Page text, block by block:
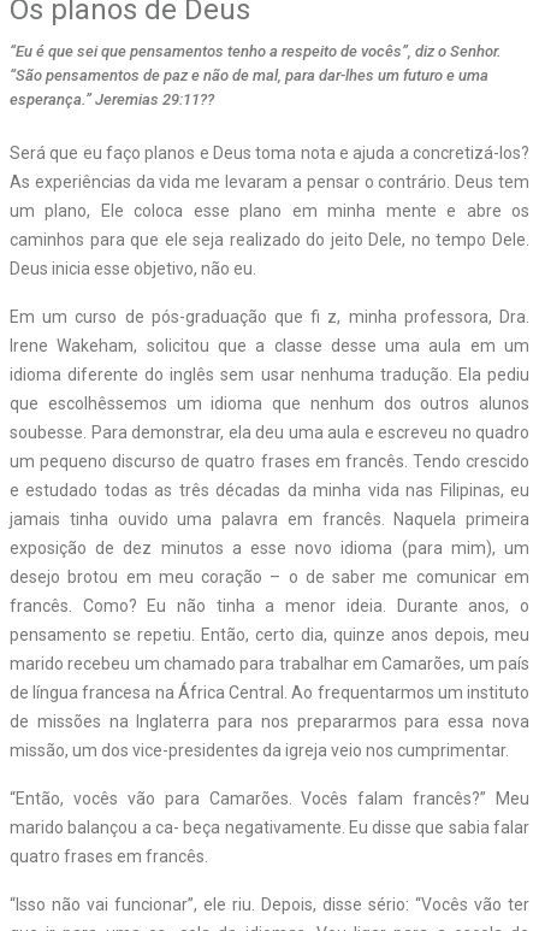
Os planos de Deus
“Eu é que sei que pensamentos tenho a respeito de vocês”, diz o Senhor.
“São pensamentos de paz e não de mal, para dar-lhes um futuro e uma
esperança.” Jeremias 29:11??
Será que eu faço planos e Deus toma nota e ajuda a concretizá-los?
As experiências da vida me levaram a pensar o contrário. Deus tem
um plano, Ele coloca esse plano em minha mente e abre os
caminhos para que ele seja realizado do jeito Dele, no tempo Dele.
Deus inicia esse objetivo, não eu.
Em um curso de pós-graduação que fi z, minha professora, Dra.
Irene Wakeham, solicitou que a classe desse uma aula em um
idioma diferente do inglês sem usar nenhuma tradução. Ela pediu
que escolhêssemos um idioma que nenhum dos outros alunos
soubesse. Para demonstrar, ela deu uma aula e escreveu no quadro
um pequeno discurso de quatro frases em francês. Tendo crescido
e estudado todas as três décadas da minha vida nas Filipinas, eu
jamais tinha ouvido uma palavra em francês. Naquela primeira
exposição de dez minutos a esse novo idioma (para mim), um
desejo brotou em meu coração – o de saber me comunicar em
francês. Como? Eu não tinha a menor ideia. Durante anos, o
pensamento se repetiu. Então, certo dia, quinze anos depois, meu
marido recebeu um chamado para trabalhar em Camarões, um país
de língua francesa na África Central. Ao frequentarmos um instituto
de missões na Inglaterra para nos prepararmos para essa nova
missão, um dos vice-presidentes da igreja veio nos cumprimentar.
“Então, vocês vão para Camarões. Vocês falam francês?” Meu
marido balançou a ca- beça negativamente. Eu disse que sabia falar
quatro frases em francês.
“Isso não vai funcionar”, ele riu. Depois, disse sério: “Vocês vão ter